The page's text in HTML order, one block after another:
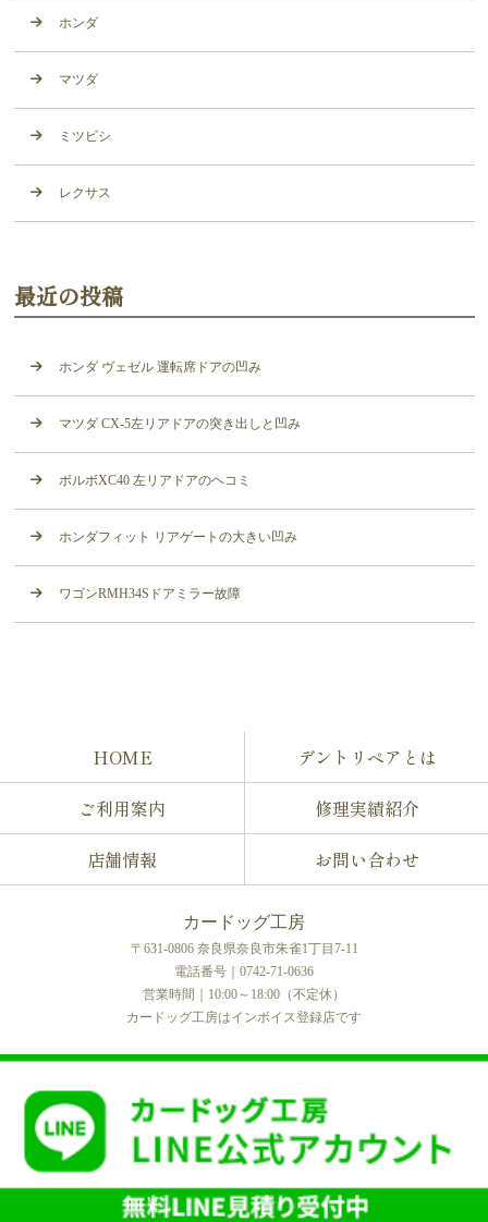
ホンダ
マツダ
ミツビシ
レクサス
最近の投稿
ホンダ ヴェゼル 運転席ドアの凹み
マツダ CX-5左リアドアの突き出しと凹み
ボルボXC40 左リアドアのヘコミ
ホンダフィット リアゲートの大きい凹み
ワゴンRMH34Sドアミラー故障
HOME
デントリペアとは
ご利用案内
修理実績紹介
店舗情報
お問い合わせ
カードッグ工房
〒631-0806 奈良県奈良市朱雀1丁目7-11
電話番号｜0742-71-0636
営業時間｜10:00～18:00（不定休）
カードッグ工房はインボイス登録店です